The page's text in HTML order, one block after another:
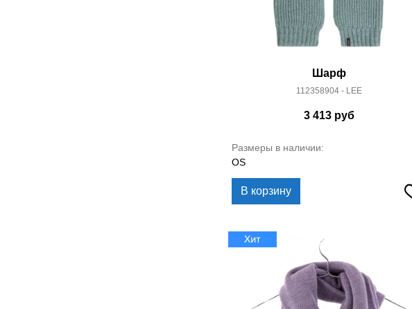
Шарф
112358904 - LEE
3 413руб
Размеры в наличии:
OS
В корзину